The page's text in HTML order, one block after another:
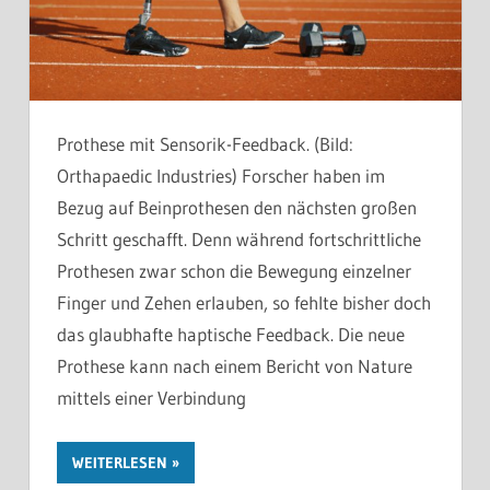
Prothese mit Sensorik-Feedback. (Bild:
Orthapaedic Industries) Forscher haben im
Bezug auf Beinprothesen den nächsten großen
Schritt geschafft. Denn während fortschrittliche
Prothesen zwar schon die Bewegung einzelner
Finger und Zehen erlauben, so fehlte bisher doch
das glaubhafte haptische Feedback. Die neue
Prothese kann nach einem Bericht von Nature
mittels einer Verbindung
WEITERLESEN